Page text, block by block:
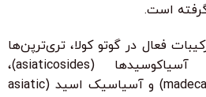
است.
فعال در گوتو کولا، تری‌ترپن‌ها
هستند که به نام آسیاکوسیدها (asiaticosides)،
مادکاسوسیدها (madecassosides) و آسیاسیک اسید (asiatic